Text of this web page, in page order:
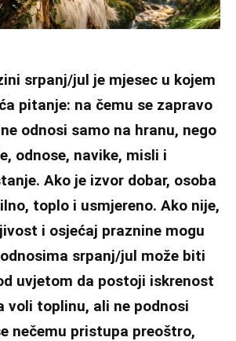
srpanj/jul je mjesec u kojem
pitanje: na čemu se zapravo
odnosi samo na hranu, nego
odnose, navike, misli i
Ako je izvor dobar, osoba
toplo i usmjereno. Ako nije,
i osjećaj praznine mogu
srpanj/jul može biti
uvjetom da postoji iskrenost
voli toplinu, ali ne podnosi
nečemu pristupa preoštro,